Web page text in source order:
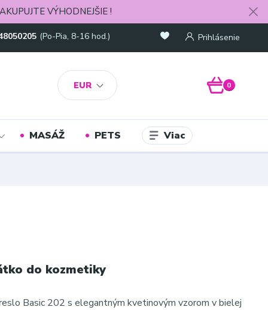
VÝHODNEJŠIE !
EUR
Prihlásenie
(Po-Pia, 8-16 hod.)
0
MASÁŽ PETS Viac
do kozmetiky
Basic 202 s elegantným kvetinovým vzorom v bielej